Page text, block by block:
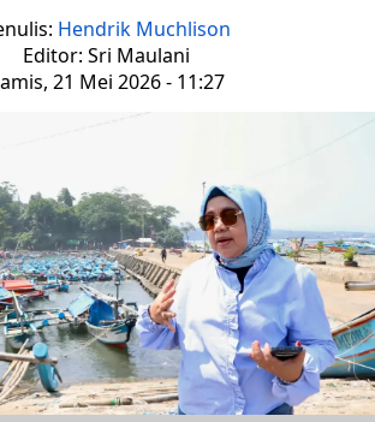
Hendrik Muchlison
Editor: Sri Maulani
21 Mei 2026 - 11:27